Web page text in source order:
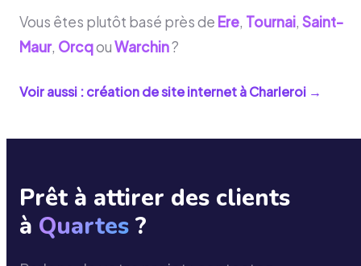
Vous êtes plutôt basé près de Ere, Tournai, Saint-
Maur, OrcqouWarchin?
Voir aussi : création de site internet àCharleroi →
Prêt à attirer des clients
à Quartes ?